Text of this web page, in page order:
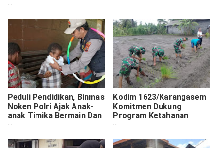
Posal Batang
Peduli Pendidikan, Binmas
Noken Polri Ajak Anak-
anak Timika Bermain Dan
Bercerita
Kodim 1623/Karangasem
Komitmen Dukung
Program Ketahanan
Pangan